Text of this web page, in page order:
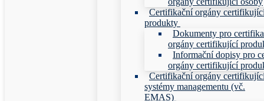
Certifikační orgány
produkty
Dokumenty pro
orgány certifikující
Informační dopisy pro
orgány certifikující
Certifikační orgány
systémy managementu (vč.
EMAS)